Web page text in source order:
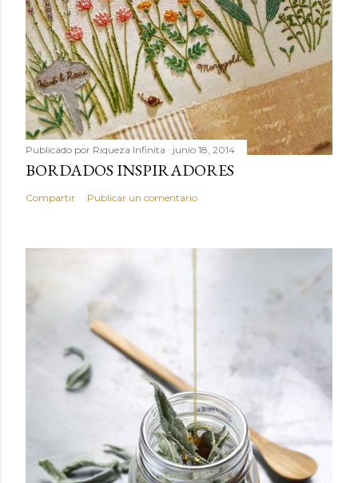
Publicado por Riqueza Infinita junio 18, 2014
BORDADOS INSPIRADORES
Compartir Publicar un comentario